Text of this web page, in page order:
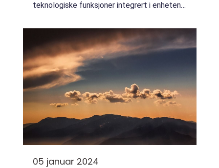
teknologiske funksjoner integrert i enheten,
moderne mobiltelefon kan gjøre. En av de
nyttige funksjonene s...
05 januar 2024